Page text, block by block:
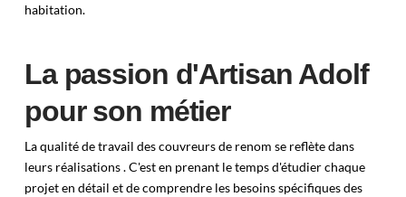
habitation.
La passion d'Artisan Adolf
pour son métier
La qualité de travail des couvreurs de renom se reflète dans
leurs réalisations . C'est en prenant le temps d'étudier chaque
projet en détail et de comprendre les besoins spécifiques des